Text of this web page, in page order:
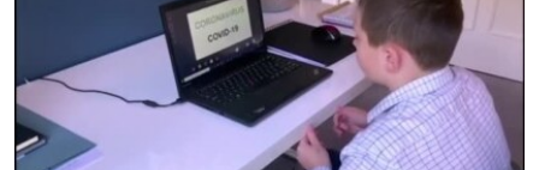
BLOGLAR
FİKİR